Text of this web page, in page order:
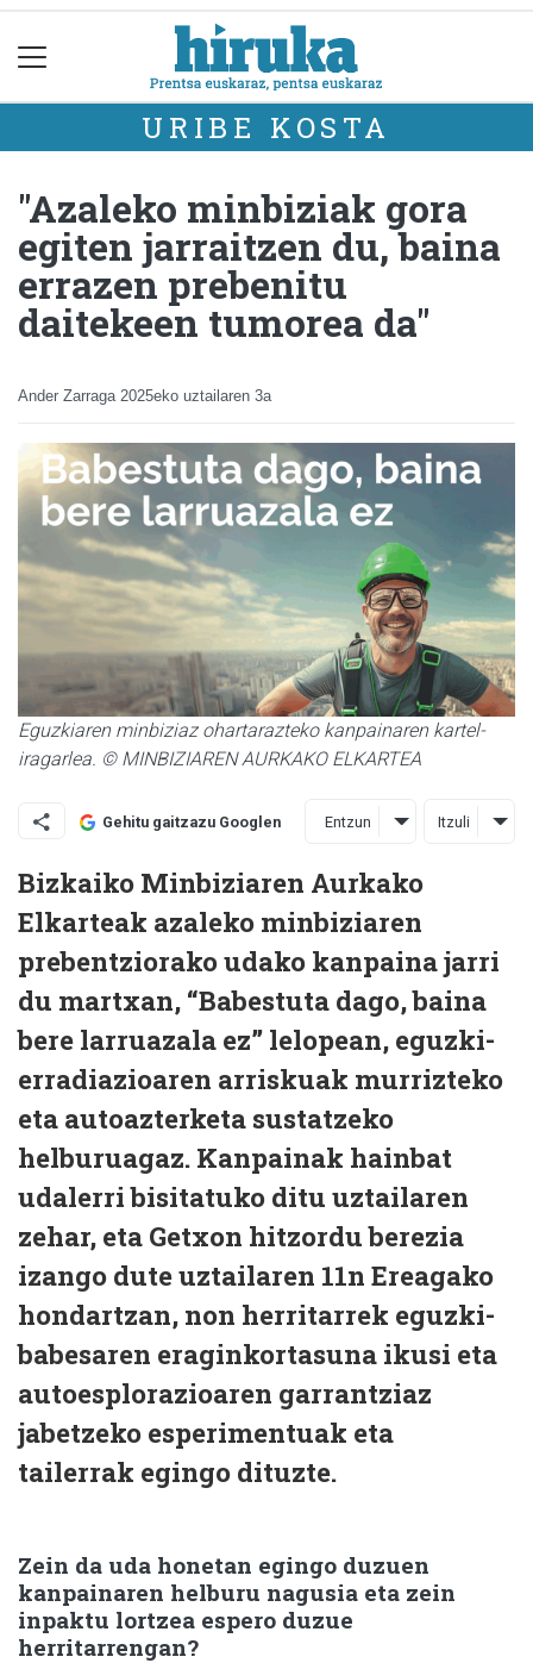
URIBE KOSTA
"Azaleko minbiziak gora
egiten jarraitzen du, baina
errazen prebenitu
daitekeen tumorea da"
Ander Zarraga 2025eko uztailaren 3a
Eguzkiaren minbiziaz ohartarazteko kanpainaren kartel-
iragarlea. © MINBIZIAREN AURKAKO ELKARTEA
Gehitu gaitzazu Googlen Entzun Itzuli
Bizkaiko Minbiziaren Aurkako
Elkarteak azaleko minbiziaren
prebentziorako udako kanpaina jarri
du martxan, “Babestuta dago, baina
bere larruazala ez” lelopean, eguzki-
erradiazioaren arriskuak murrizteko
eta autoazterketa sustatzeko
helburuagaz. Kanpainak hainbat
udalerri bisitatuko ditu uztailaren
zehar, eta Getxon hitzordu berezia
izango dute uztailaren 11n Ereagako
hondartzan, non herritarrek eguzki-
babesaren eraginkortasuna ikusi eta
autoesplorazioaren garrantziaz
jabetzeko esperimentuak eta
tailerrak egingo dituzte.
Zein da uda honetan egingo duzuen
kanpainaren helburu nagusia eta zein
inpaktu lortzea espero duzue
herritarrengan?